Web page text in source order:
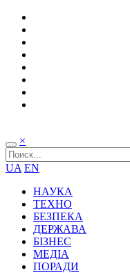
×
UA EN
НАУКА
ТЕХНО
БЕЗПЕКА
ДЕРЖАВА
БІЗНЕС
МЕДІА
ПОРАДИ